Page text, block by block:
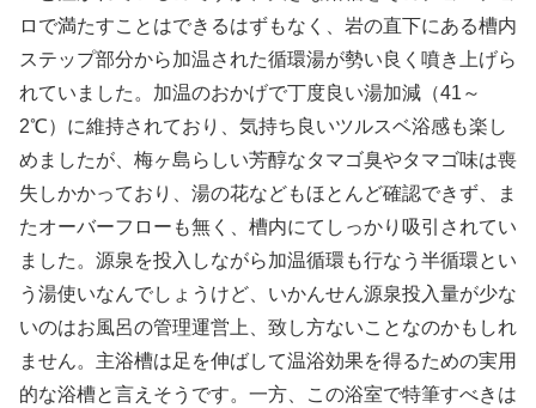
ロで満たすことはできるはずもなく、岩の直下にある槽内
ステップ部分から加温された循環湯が勢い良く噴き上げら
れていました。加温のおかげで丁度良い湯加減（41～
2℃）に維持されており、気持ち良いツルスベ浴感も楽し
めましたが、梅ヶ島らしい芳醇なタマゴ臭やタマゴ味は喪
失しかかっており、湯の花などもほとんど確認できず、ま
たオーバーフローも無く、槽内にてしっかり吸引されてい
ました。源泉を投入しながら加温循環も行なう半循環とい
う湯使いなんでしょうけど、いかんせん源泉投入量が少な
いのはお風呂の管理運営上、致し方ないことなのかもしれ
ません。主浴槽は足を伸ばして温浴効果を得るための実用
的な浴槽と言えそうです。一方、この浴室で特筆すべきは